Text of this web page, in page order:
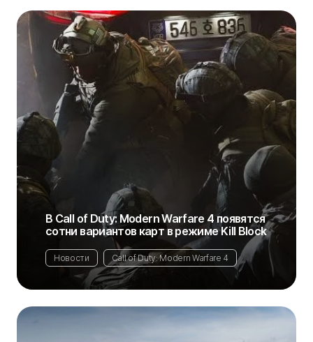
В Call of Duty: Modern Warfare 4 появятся
сотни вариантов карт в режиме Kill Block
Новости Call of Duty: Modern Warfare 4